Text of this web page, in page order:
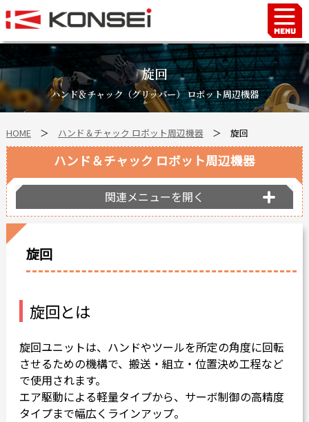
旋回
ハンド＆チャック（グリッパー） ロボット周辺機器
HOME＞ ハンド＆チャック ロボット周辺機器＞ 旋回
旋回
旋回とは
旋回ユニットは、ハンドやツールを所定の角度に回転
させるための機構で、搬送・組立・位置決め工程など
で使用されます。
エア駆動による軽量タイプから、サーボ制御の高精度
タイプまで幅広くラインアップ。
ハンド＆チャック ロボット周辺機器
関連メニューを開く
Home
ハンド＆チャックロボット周辺機器
FAシステム
スマートファクトリーLabo
自動車部品
企業情報
会社沿革
事業所案内
ショールーム
最新情報
よくある質問
採用情報
お問い合わせ